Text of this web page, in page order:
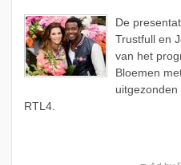
De
Trustfull en
van het
Bloemen
RTL4.